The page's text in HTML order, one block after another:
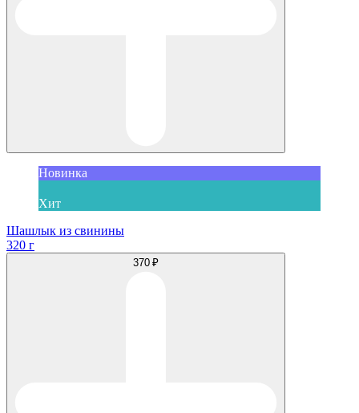
Новинка
Хит
Шашлык из свинины
320 г
370 ₽